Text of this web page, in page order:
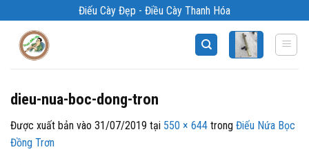
qua
Điếu Cày Đẹp - Điều Cày Thanh Hóa
dieu-nua-boc-dong-tron
Được xuất bản vào 31/07/2019 tại 550 × 644 trong Điếu Nứa Bọc
Đồng Trơn